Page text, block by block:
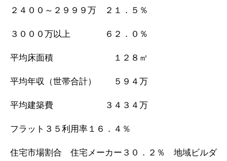
２４００～２９９９万 ２１．５％
３０００万以上 ６２．０％
平均床面積 １２８㎡
平均年収（世帯合計） ５９４万
平均建築費 ３４３４万
フラット３５利用率１６．４％
住宅市場割合 住宅メーカー３０．２％ 地域ビルダ